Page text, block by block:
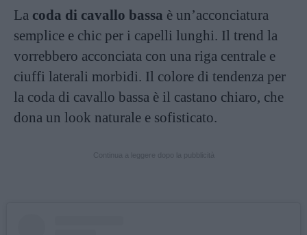
La coda di cavallo bassa è un’acconciatura
semplice e chic per i capelli lunghi. Il trend la
vorrebbero acconciata con una riga centrale e
ciuffi laterali morbidi. Il colore di tendenza per
la coda di cavallo bassa è il castano chiaro, che
dona un look naturale e sofisticato.